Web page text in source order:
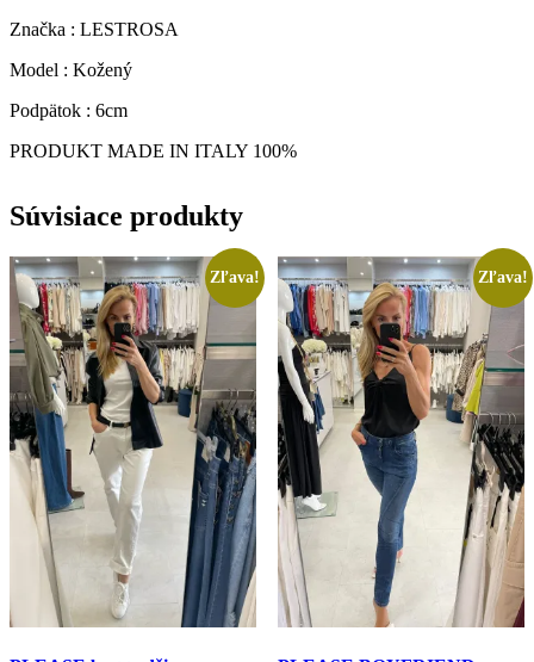
Značka : LESTROSA
Model : Kožený
Podpätok : 6cm
PRODUKT MADE IN ITALY 100%
Súvisiace produkty
Zľava! Zľava!